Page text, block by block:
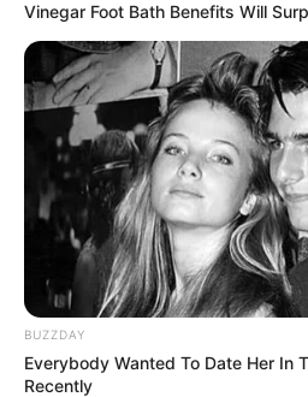
Vinegar Foot Bath Benefits Will
BUZZDAY
Everybody Wanted To Date Her In
Recently